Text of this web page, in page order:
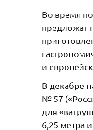
Во время
предложат
и
В декабре
№ 57
для
6,25 метра